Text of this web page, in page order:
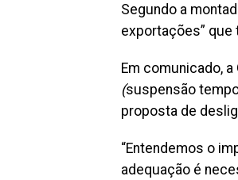
Segundo a
exportações” que
Em comunicado,
(suspensão
proposta de
“Entendemos o
adequação é